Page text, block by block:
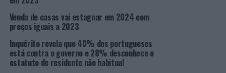
Segundo Beatriz Rubio,CEOda RE/MAX, “Levamos o
sério e a consequência, além da liderança de mercado, é
sermos reconhecidos a nível internacional. Para além do
Venda de casas vai estagnar em 2024 com
preços iguais a 2023
Inquérito revela que 40% dos portugueses
está contra o governo e 28% desconhece o
estatuto de residente não habitual